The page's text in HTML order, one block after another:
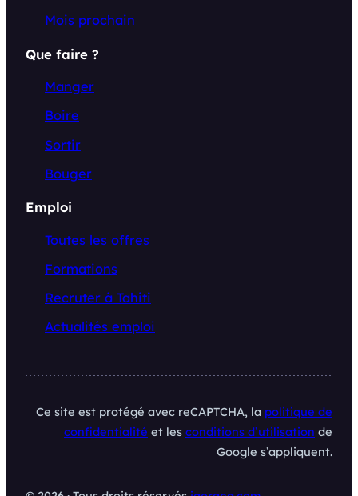
Mois prochain
Que faire ?
Manger
Boire
Sortir
Bouger
Emploi
Toutes les offres
Formations
Recruter à Tahiti
Actualités emploi
Ce site est protégé avec reCAPTCHA, la politique de
confidentialité et les conditions d’utilisation de
Google s’appliquent.